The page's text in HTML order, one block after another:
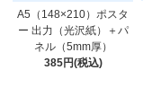
A5（148×210）ポスタ
ー 出力（光沢紙）＋パ
ネル（5mm厚）
385円(税込)